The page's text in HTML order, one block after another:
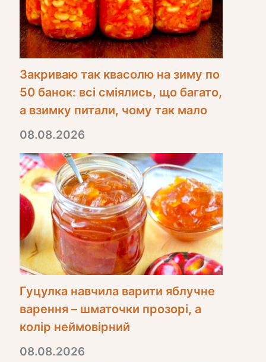
Закриваю так квасолю на зиму по
50 банок: всі сміялись, що багато,
а взимку питали, чому так мало
08.08.2026
Гуцулка навчила варити яблучне
варення – шматочки прозорі, а
колір неймовірний
08.08.2026